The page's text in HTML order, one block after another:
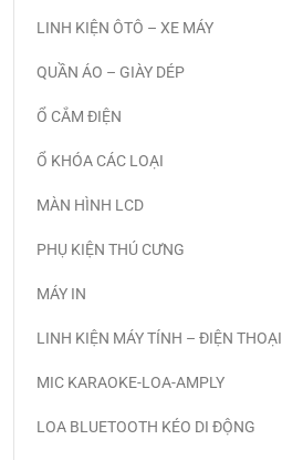
LINH KIỆN ÔTÔ – XE MÁY
QUẦN ÁO – GIÀY DÉP
Ổ CẮM ĐIỆN
Ổ KHÓA CÁC LOẠI
MÀN HÌNH LCD
PHỤ KIỆN THÚ CƯNG
MÁY IN
LINH KIỆN MÁY TÍNH – ĐIỆN THOẠI
MIC KARAOKE-LOA-AMPLY
LOA BLUETOOTH KÉO DI ĐỘNG